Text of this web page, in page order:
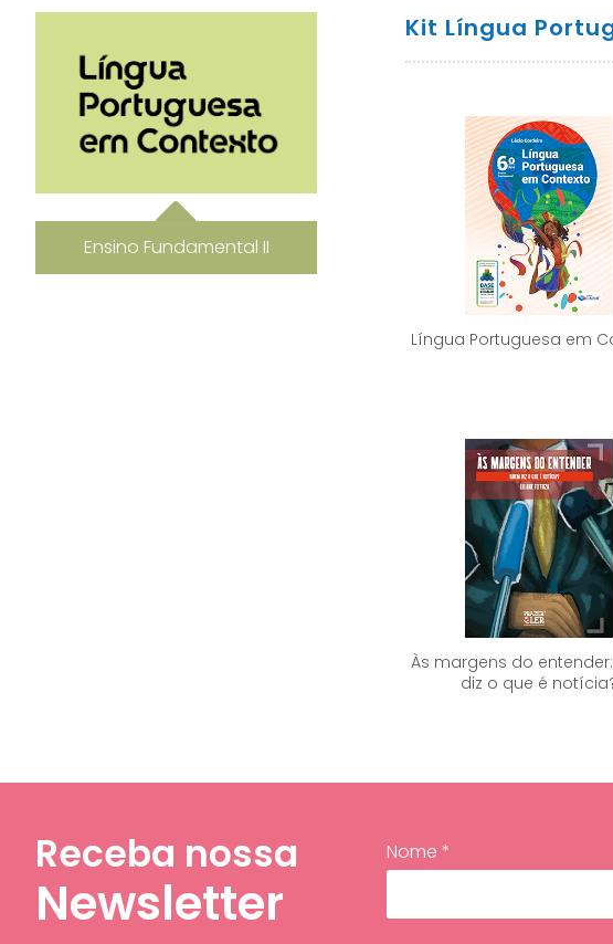
Ensino Fundamental II
Kit Língua
Língua Portuguesa em
Às margens do
diz o que é
Receba nossa
Newsletter
Nome *